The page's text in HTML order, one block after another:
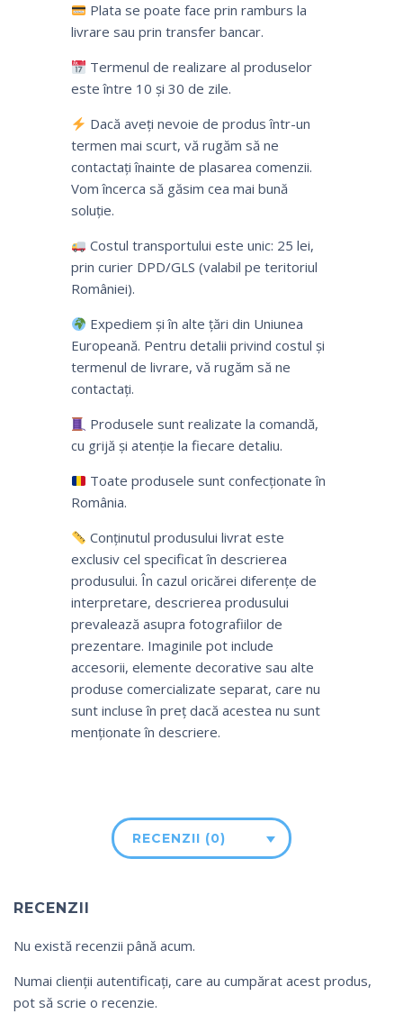
Plata se poate face prin ramburs la
livrare sau prin transfer bancar.
Termenul de realizare al produselor
este între 10 și 30 de zile.
Dacă aveți nevoie de produs într-un
termen mai scurt, vă rugăm să ne
contactați înainte de plasarea comenzii.
Vom încerca să găsim cea mai bună
soluție.
Costul transportului este unic: 25 lei,
prin curier DPD/GLS (valabil pe teritoriul
României).
Expediem și în alte țări din Uniunea
Europeană. Pentru detalii privind costul și
termenul de livrare, vă rugăm să ne
contactați.
Produsele sunt realizate la comandă,
cu grijă și atenție la fiecare detaliu.
Toate produsele sunt confecționate în
România.
Conținutul produsului livrat este
exclusiv cel specificat în descrierea
produsului. În cazul oricărei diferențe de
interpretare, descrierea produsului
prevalează asupra fotografiilor de
prezentare. Imaginile pot include
accesorii, elemente decorative sau alte
produse comercializate separat, care nu
sunt incluse în preț dacă acestea nu sunt
menționate în descriere.
RECENZII (0)
RECENZII
Nu există recenzii până acum.
Numai clienții autentificați, care au cumpărat acest produs,
pot să scrie o recenzie.